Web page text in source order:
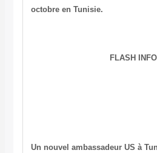
octobre en Tunisie.
FLASH
Un nouvel ambassadeur US à